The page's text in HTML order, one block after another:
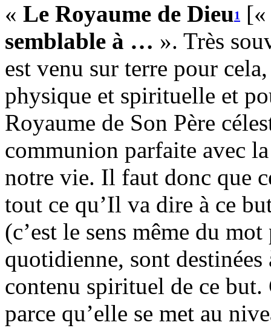
« Le Royaume de Dieu1
[«
semblable à … ». Très
est venu sur terre pour
physique et spirituelle et
Royaume de Son Père
communion parfaite avec
notre vie. Il faut donc que
tout ce qu’Il va dire à ce
(c’est le sens même du
quotidienne, sont
contenu spirituel de ce but.
parce qu’elle se met au